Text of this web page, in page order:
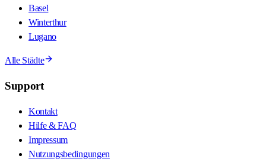
Basel
Winterthur
Lugano
Alle Städte
Support
Kontakt
Hilfe & FAQ
Impressum
Nutzungsbedingungen